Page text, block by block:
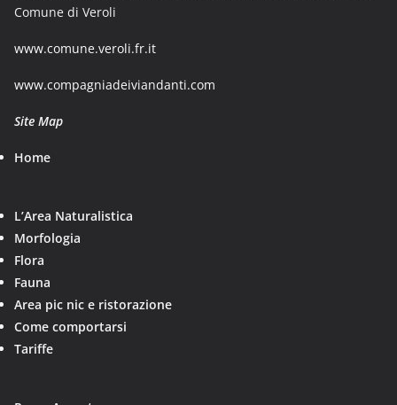
Comune di Veroli
www.comune.veroli.fr.it
www.compagniadeiviandanti.com
Site Map
Home
L’Area Naturalistica
Morfologia
Flora
Fauna
Area pic nic e ristorazione
Come comportarsi
Tariffe